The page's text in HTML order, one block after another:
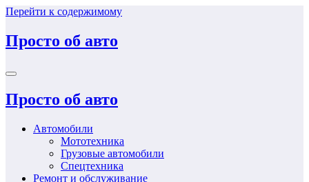
Перейти к содержимому
Просто об авто
Просто об авто
Автомобили
Мототехника
Грузовые автомобили
Спецтехника
Ремонт и обслуживание